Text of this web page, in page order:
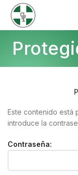
Este contenido está
introduce la
Contraseña: